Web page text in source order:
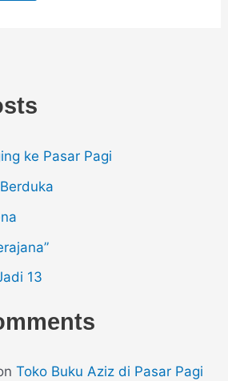
ke Pasar Pagi
13
Toko Buku Aziz di Pasar Pagi